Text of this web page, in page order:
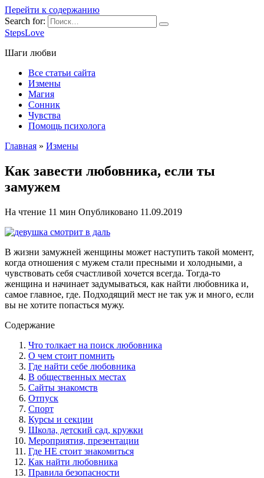
Перейти к содержанию
Search for:
StepsLove
Шаги любви
Все статьи сайта
Измены
Магия
Сонник
Чувства
Помощь психолога
Главная » Измены
Как завести любовника, если ты
замужем
На чтение 11 мин Опубликовано 11.09.2019
В жизни замужней женщины может наступить такой момент,
когда отношения с мужем стали пресными и холодными, а
чувствовать себя счастливой хочется всегда. Тогда-то
женщина и начинает задумываться, как найти любовника и,
самое главное, где. Подходящий мест не так уж и много, если
вы не хотите попасться мужу.
Содержание
Что толкает на поиск любовника
О чем стоит помнить
Где найти себе любовника
В общественных местах
Сайты знакомств
Отпуск
Спорт
Курсы и секции
Школа, детский сад, кружки
Мероприятия, презентации
Где НЕ стоит знакомиться
Как найти любовника
Правила безопасности